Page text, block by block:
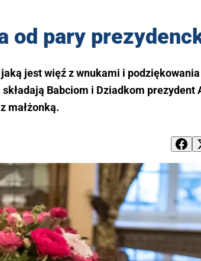
od pary
jest więź z wnukami i podziękowania
Babciom i Dziadkom prezydent
małżonką.